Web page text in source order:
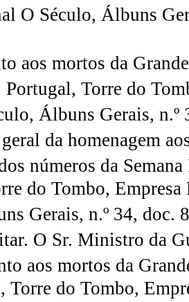
O Século, Álbuns
aos mortos da
Portugal, Torre do
Álbuns Gerais, n.º
da homenagem
números da
do Tombo,
Gerais, n.º 34, doc.
O Sr. Ministro da
aos mortos da
Torre do Tombo,